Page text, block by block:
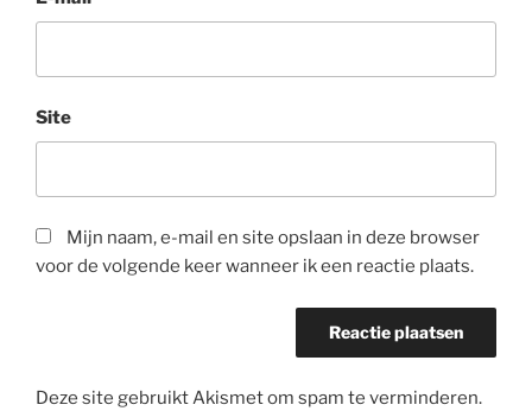
Site
Mijn naam, e-mail en site opslaan in deze browser
voor de volgende keer wanneer ik een reactie plaats.
Deze site gebruikt Akismet om spam te verminderen.